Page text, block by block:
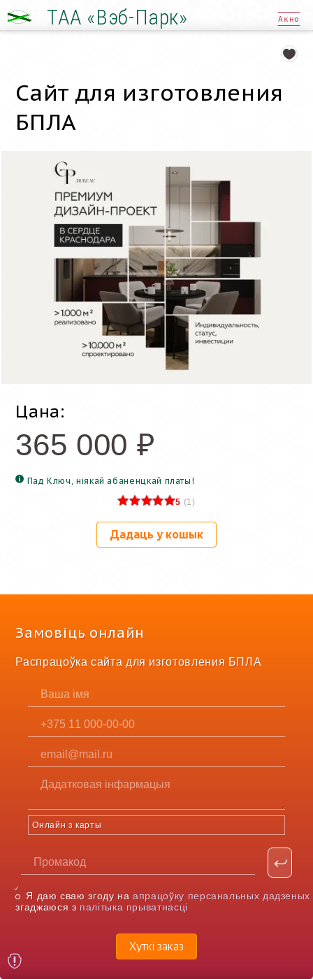
ТАА «Вэб-Парк» Акно
Замовіць онлайн
Распрацоўка сайта для изготовления БПЛА
Онлайн з карты
Я даю сваю згоду наапрацоўку персанальных дадзеных
згаджаюся з палітыка прыватнасці
Хуткі заказ
Сайт для изготовления
БПЛА
Цана:
365 000 ₽
Пад Ключ, ніякай абаненцкай платы!
5 (1)
Дадаць у кошык